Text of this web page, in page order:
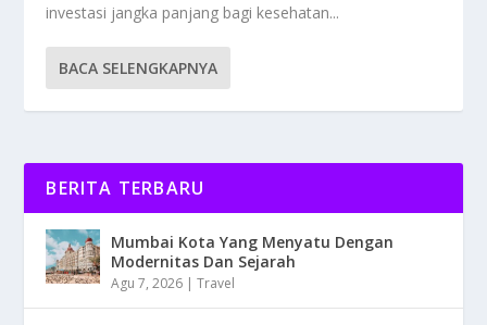
investasi jangka panjang bagi kesehatan...
BACA SELENGKAPNYA
BERITA TERBARU
Mumbai Kota Yang Menyatu Dengan
Modernitas Dan Sejarah
Agu 7, 2026 |Travel